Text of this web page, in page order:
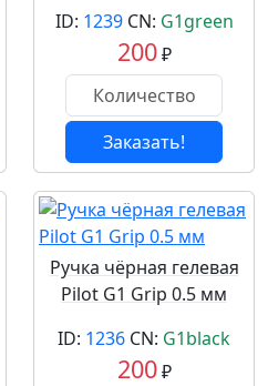
ID: 1239CN: G1green
200₽
Заказать!
Ручка чёрная гелевая
Pilot G1 Grip 0.5 мм
ID: 1236 CN: G1black
200₽